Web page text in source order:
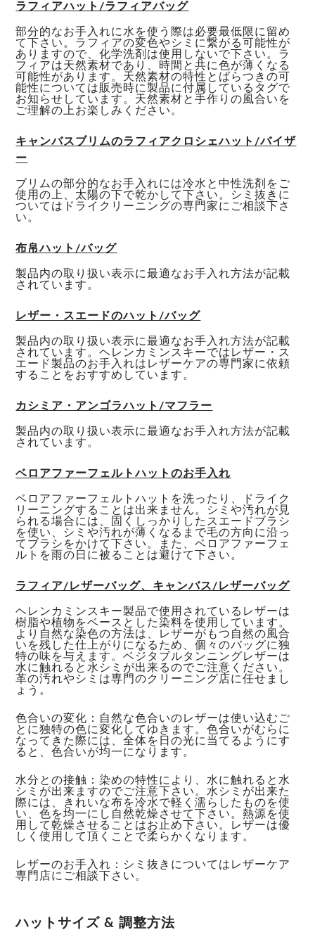
ラフィアハット/ラフィアバッグ
部分的なお手入れに水を使う際は必要最低限に留め
て下さい。ラフィアの変色やシミに繋がる可能性が
ありますので、化学洗剤は使用しないで下さい。ラ
フィアは天然素材であり、時間と共に色が薄くなる
可能性があります。天然素材の特性とばらつきの可
能性については販売時に製品に付属しているタグで
お知らせしています。天然素材と手作りの風合いを
ご理解の上お楽しみください。
キャンバスブリムのラフィアクロシェハット/バイザ
ー
ブリムの部分的なお手入れには冷水と中性洗剤をご
使用の上、太陽の下で乾かして下さい。シミ抜きに
ついてはドライクリーニングの専門家にご相談下さ
い。
布帛ハット/バッグ
製品内の取り扱い表示に最適なお手入れ方法が記載
されています。
レザー・スエードのハット/バッグ
製品内の取り扱い表示に最適なお手入れ方法が記載
されています。ヘレンカミンスキーではレザー・ス
エード製品のお手入れはレザーケアの専門家に依頼
することをおすすめしています。
カシミア・アンゴラハット/マフラー
製品内の取り扱い表示に最適なお手入れ方法が記載
されています。
ベロアファーフェルトハットのお手入れ
ベロアファーフェルトハットを洗ったり、ドライク
リーニングすることは出来ません。シミや汚れが見
られる場合には、固くしっかりしたスエードブラシ
を使い、シミや汚れが薄くなるまで毛の方向に沿っ
てブラシをかけて下さい。また、ベロアファーフェ
ルトを雨の日に被ることは避けて下さい。
ラフィア/レザーバッグ、キャンバス/レザーバッグ
ヘレンカミンスキー製品で使用されているレザーは
樹脂や植物をベースとした染料を使用しています。
より自然な染色の方法は、レザーがもつ自然の風合
いを残した仕上がりになるため、個々のバッグに独
特の味を与えます。ベジタブルタンニングレザーは
水に触れると水シミが出来るのでご注意ください。
革の汚れやシミは専門のクリーニング店に任せまし
ょう。
色合いの変化：自然な色合いのレザーは使い込むご
とに独特の色に変化してゆきます。色合いがむらに
なってきた際には、全体を日の光に当てるようにす
ると、色合いが均一になります。
水分との接触：染めの特性により、水に触れると水
シミが出来ますのでご注意下さい。水シミが出来た
際には、きれいな布を冷水で軽く濡らしたものを使
い、色を均一にし自然乾燥させて下さい。熱源を使
用して乾燥させることはお止め下さい。レザーは優
しく使用して頂くことで柔らかくなります。
レザーのお手入れ：シミ抜きについてはレザーケア
専門店にご相談下さい。
ハットサイズ & 調整方法